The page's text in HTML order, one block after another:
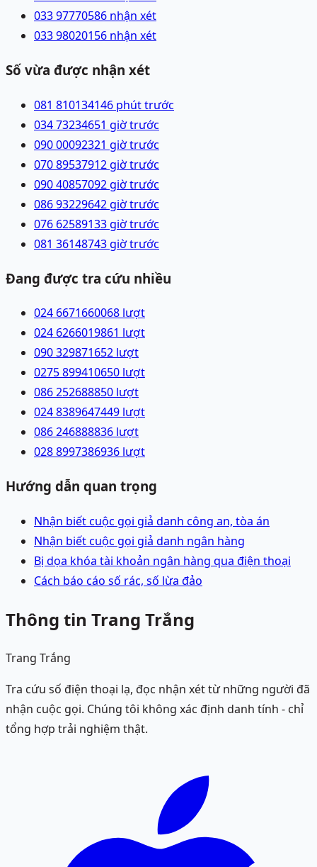
033 97770586 nhận xét
033 98020156 nhận xét
Số vừa được nhận xét
081 810134146 phút trước
034 73234651 giờ trước
090 00092321 giờ trước
070 89537912 giờ trước
090 40857092 giờ trước
086 93229642 giờ trước
076 62589133 giờ trước
081 36148743 giờ trước
Đang được tra cứu nhiều
024 6671660068 lượt
024 6266019861 lượt
090 329871652 lượt
0275 899410650 lượt
086 252688850 lượt
024 8389647449 lượt
086 246888836 lượt
028 8997386936 lượt
Hướng dẫn quan trọng
Nhận biết cuộc gọi giả danh công an, tòa án
Nhận biết cuộc gọi giả danh ngân hàng
Bị dọa khóa tài khoản ngân hàng qua điện thoại
Cách báo cáo số rác, số lừa đảo
Thông tin Trang Trắng
Trang Trắng
Tra cứu số điện thoại lạ, đọc nhận xét từ những người đã
nhận cuộc gọi. Chúng tôi không xác định danh tính - chỉ
tổng hợp trải nghiệm thật.